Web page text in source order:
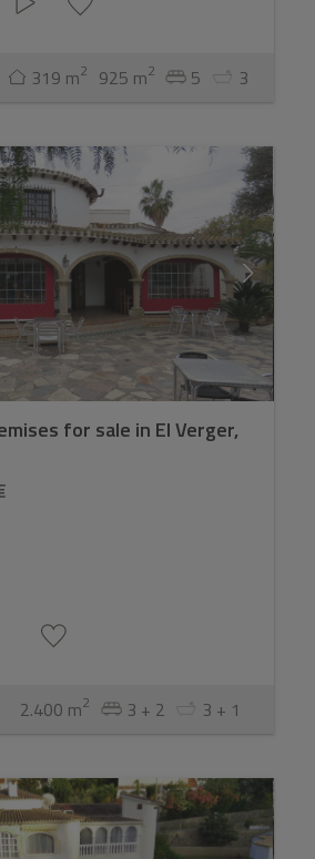
319 m2 925 m2 5 3
for sale in El Verger,
2.400 m2 3 + 2 3 + 1